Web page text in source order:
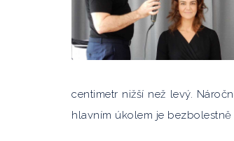
centimetr nižší než levý.
hlavním úkolem je